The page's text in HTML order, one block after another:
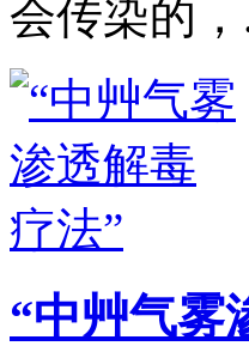
会传染的，
“中艸气雾